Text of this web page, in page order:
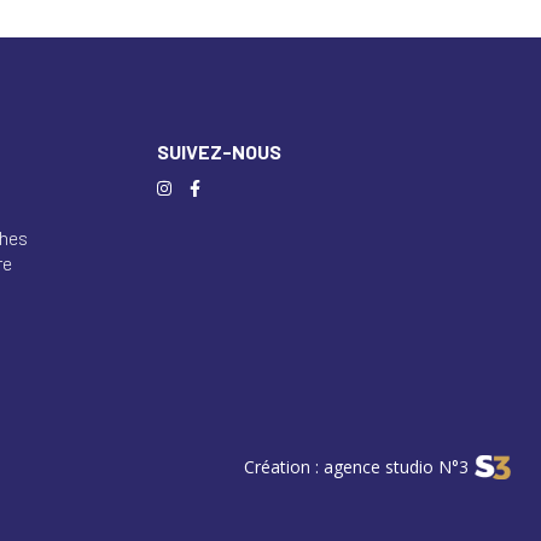
SUIVEZ-NOUS
Création : agence studio N°3